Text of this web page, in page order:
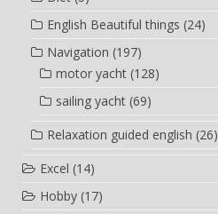
English Beautiful things (24)
Navigation (197)
motor yacht (128)
sailing yacht (69)
Relaxation guided english (26)
Excel (14)
Hobby (17)